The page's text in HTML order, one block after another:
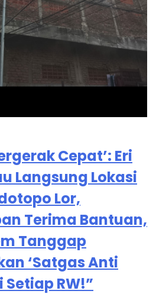
Cepat’: Eri
Langsung Lokasi
Lor,
Terima Bantuan,
Tanggap
‘Satgas Anti
RW!”